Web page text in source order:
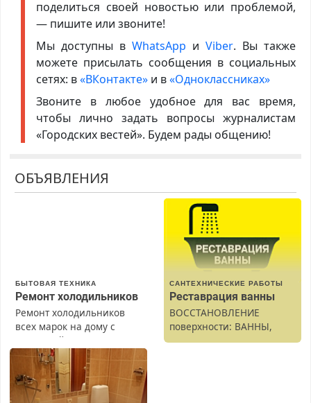
поделиться своей новостью или проблемой,
— пишите или звоните!
Мы доступны в WhatsApp иViber. Вы также
можете присылать сообщения в социальных
сетях: в«ВКонтакте»и в«Одноклассниках»
Звоните в любое удобное для вас время,
чтобы лично задать вопросы журналистам
«Городских вестей». Будем рады общению!
ОБЪЯВЛЕНИЯ
БЫТОВАЯ ТЕХНИКА
Ремонт холодильников
Ремонт холодильников
всех марок на дому с
гарантией. Замена
резины. Качественно.
Недорого. Без выходных.
Все районы. Скидка.
Вызов бесплатный.
САНТЕХНИЧЕСКИЕ РАБОТЫ
Реставрация ванны
ВОССТАНОВЛЕНИЕ
поверхности: ВАННЫ,
раковины, подоконника.